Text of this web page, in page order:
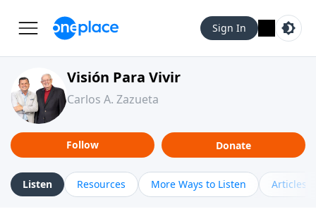
Sign In
Visión Para Vivir
Carlos A. Zazueta
Follow Donate
Listen Resources More Ways to Listen Articles